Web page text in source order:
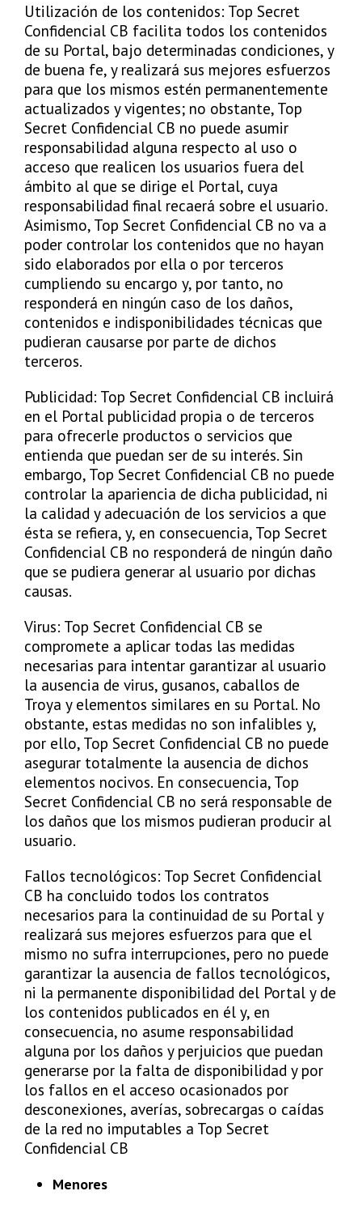
Utilización de los contenidos: Top Secret
Confidencial CB facilita todos los contenidos
de su Portal, bajo determinadas condiciones, y
de buena fe, y realizará sus mejores esfuerzos
para que los mismos estén permanentemente
actualizados y vigentes; no obstante, Top
Secret Confidencial CB no puede asumir
responsabilidad alguna respecto al uso o
acceso que realicen los usuarios fuera del
ámbito al que se dirige el Portal, cuya
responsabilidad final recaerá sobre el usuario.
Asimismo, Top Secret Confidencial CB no va a
poder controlar los contenidos que no hayan
sido elaborados por ella o por terceros
cumpliendo su encargo y, por tanto, no
responderá en ningún caso de los daños,
contenidos e indisponibilidades técnicas que
pudieran causarse por parte de dichos
terceros.
Publicidad: Top Secret Confidencial CB incluirá
en el Portal publicidad propia o de terceros
para ofrecerle productos o servicios que
entienda que puedan ser de su interés. Sin
embargo, Top Secret Confidencial CB no puede
controlar la apariencia de dicha publicidad, ni
la calidad y adecuación de los servicios a que
ésta se refiera, y, en consecuencia, Top Secret
Confidencial CB no responderá de ningún daño
que se pudiera generar al usuario por dichas
causas.
Virus: Top Secret Confidencial CB se
compromete a aplicar todas las medidas
necesarias para intentar garantizar al usuario
la ausencia de virus, gusanos, caballos de
Troya y elementos similares en su Portal. No
obstante, estas medidas no son infalibles y,
por ello, Top Secret Confidencial CB no puede
asegurar totalmente la ausencia de dichos
elementos nocivos. En consecuencia, Top
Secret Confidencial CB no será responsable de
los daños que los mismos pudieran producir al
usuario.
Fallos tecnológicos: Top Secret Confidencial
CB ha concluido todos los contratos
necesarios para la continuidad de su Portal y
realizará sus mejores esfuerzos para que el
mismo no sufra interrupciones, pero no puede
garantizar la ausencia de fallos tecnológicos,
ni la permanente disponibilidad del Portal y de
los contenidos publicados en él y, en
consecuencia, no asume responsabilidad
alguna por los daños y perjuicios que puedan
generarse por la falta de disponibilidad y por
los fallos en el acceso ocasionados por
desconexiones, averías, sobrecargas o caídas
de la red no imputables a Top Secret
Confidencial CB
Menores